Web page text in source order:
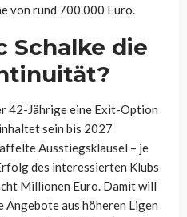
von rund 700.000 Euro.
Schalke die
42-Jährige eine Exit-Option
sein bis 2027
Ausstiegsklausel – je
des interessierten Klubs
Millionen Euro. Damit will
aus höheren Ligen